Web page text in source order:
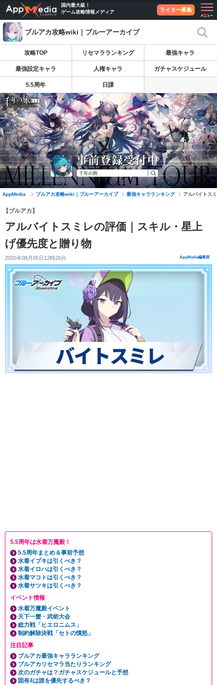
国内最大級！
ゲーム攻略情報メディア
ライター募集
ブルアカ攻略wiki｜ブルーアーカイブ
攻略TOP リセマラランキング 最強キャラ
最強設定キャラ 人権キャラ ガチャスケジュール
5.5周年 日課
AppMedia ブルアカ攻略wiki｜ブルーアーカイブ 最強キャラランキング アルバイトス
【ブルアカ】
アルバイトスミレの評価｜スキル・星上
げ優先度と贈り物
2026年08月05日12時26分 AppMedia編集部
5.5周年は水着万魔殿！
5.5周年まとめ＆事前予想
水着イブキは引くべき？
水着イロハは引くべき？
水着マコトは引くべき？
水着サツキは引くべき？
イベント情報
水着万魔殿イベント
天下一蟹・武術大会
総力戦「ヒエロニムス」
制約解除決戦「セトの憤怒」
注目記事
ブルアカ最強キャラランキング
ブルアカリセマラ当たりランキング
次のガチャは？ガチャスケジュールと予想
固有4は誰を優先するべき？